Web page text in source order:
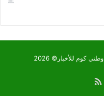
كوم للأخبار© 2026
ملخص